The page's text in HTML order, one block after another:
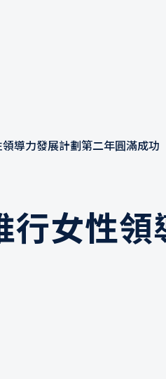
導力發展計劃第二年圓滿成功
行女性